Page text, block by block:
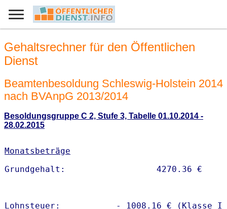
Gehaltsrechner für den Öffentlichen
Dienst
Beamtenbesoldung Schleswig-Holstein 2014
nach BVAnpG 2013/2014
Besoldungsgruppe C 2, Stufe 3, Tabelle 01.10.2014 -
28.02.2015
Monatsbeträge
Lohnsteuer:           - 1008.16 € (Klasse I)